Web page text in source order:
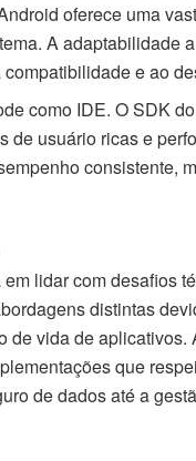
oferece uma
A adaptabilidade
e ao
como IDE. O SDK
de usuário ricas e
consistente,
lidar com desafios
distintas
vida de
que
de dados até a